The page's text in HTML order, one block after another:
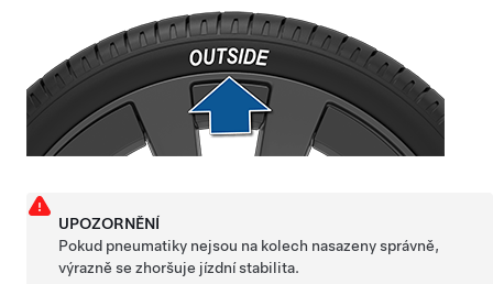
UPOZORNĚNÍ
Pokud pneumatiky nejsou na kolech nasazeny správně,
výrazně se zhoršuje jízdní stabilita.